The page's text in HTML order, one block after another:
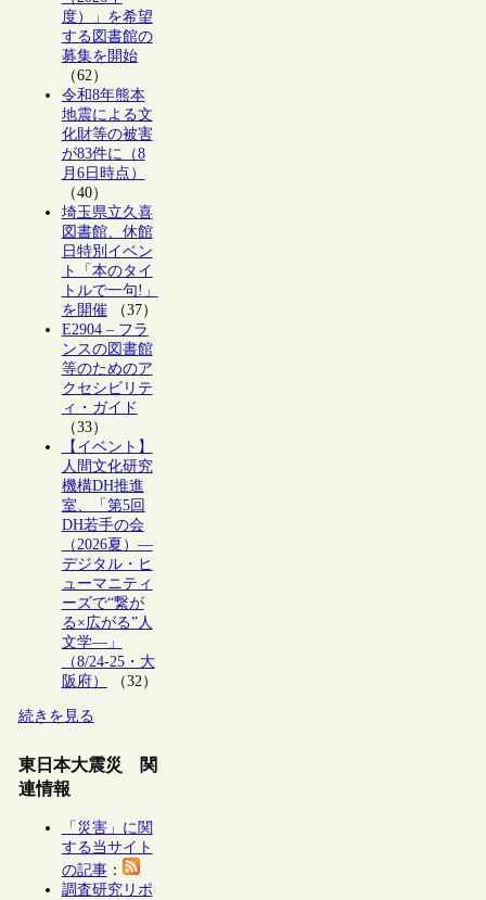
度）」を希望
する図書館の
募集を開始
（62）
令和8年熊本
地震による文
化財等の被害
が83件に（8
月6日時点）
（40）
埼玉県立久喜
図書館、休館
日特別イベン
ト「本のタイ
トルで一句!」
を開催（37）
E2904 – フラ
ンスの図書館
等のためのア
クセシビリテ
ィ・ガイド
（33）
【イベント】
人間文化研究
機構DH推進
室、「第5回
DH若手の会
（2026夏）―
デジタル・ヒ
ューマニティ
ーズで“繋が
る×広がる”人
文学―」
（8/24-25・大
阪府）
（32）
続きを見る
東日本大震災 関
連情報
「災害」に関
する当サイト
の記事：
調査研究リポ